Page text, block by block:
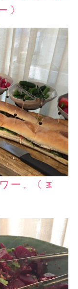
）
ー。（王